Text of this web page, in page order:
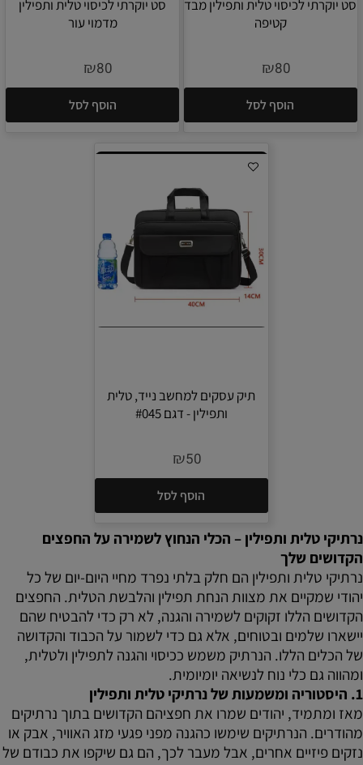
סט יוקרתי לכיסוי טלית ותפילין מבד
קטיפה
₪80
הוסף לסל
סט יוקרתי לכיסוי טלית ותפילין
מדמוי עור
₪80
הוסף לסל
תיק עסקים למחשב נייד, טלית
ותפילין - דגם #045
₪50
הוסף לסל
נרתיקי טלית ותפילין – הכלי הנחוץ לשמירה על החפצים
הקדושים שלך
נרתיקי טלית ותפילין הם חלק בלתי נפרד מחיי היום-יום של כל
יהודי שמקיים את מצוות הנחת תפילין והלבשת הטלית. החפצים
הקדושים הללו זקוקים לשמירה והגנה, לא רק כדי להבטיח שהם
יישארו שלמים ובטוחים, אלא גם כדי לשמור על הכבוד והקדושה
של הכלים הללו. הנרתיק משמש ככיסוי והגנה לתפילין ולטלית,
ומהווה גם כלי נוח לנשיאה יומיומית.
1. היסטוריה ומשמעות של נרתיקי טלית ותפילין
מאז ומתמיד, יהודים שמרו את חפציהם הקדושים בתוך נרתיקים
מהודרים. הנרתיקים שימשו כהגנה מפני פגעי מזג האוויר, אבק או
נזקים פיזיים אחרים, אבל מעבר לכך, הם גם שיקפו את כבודם של